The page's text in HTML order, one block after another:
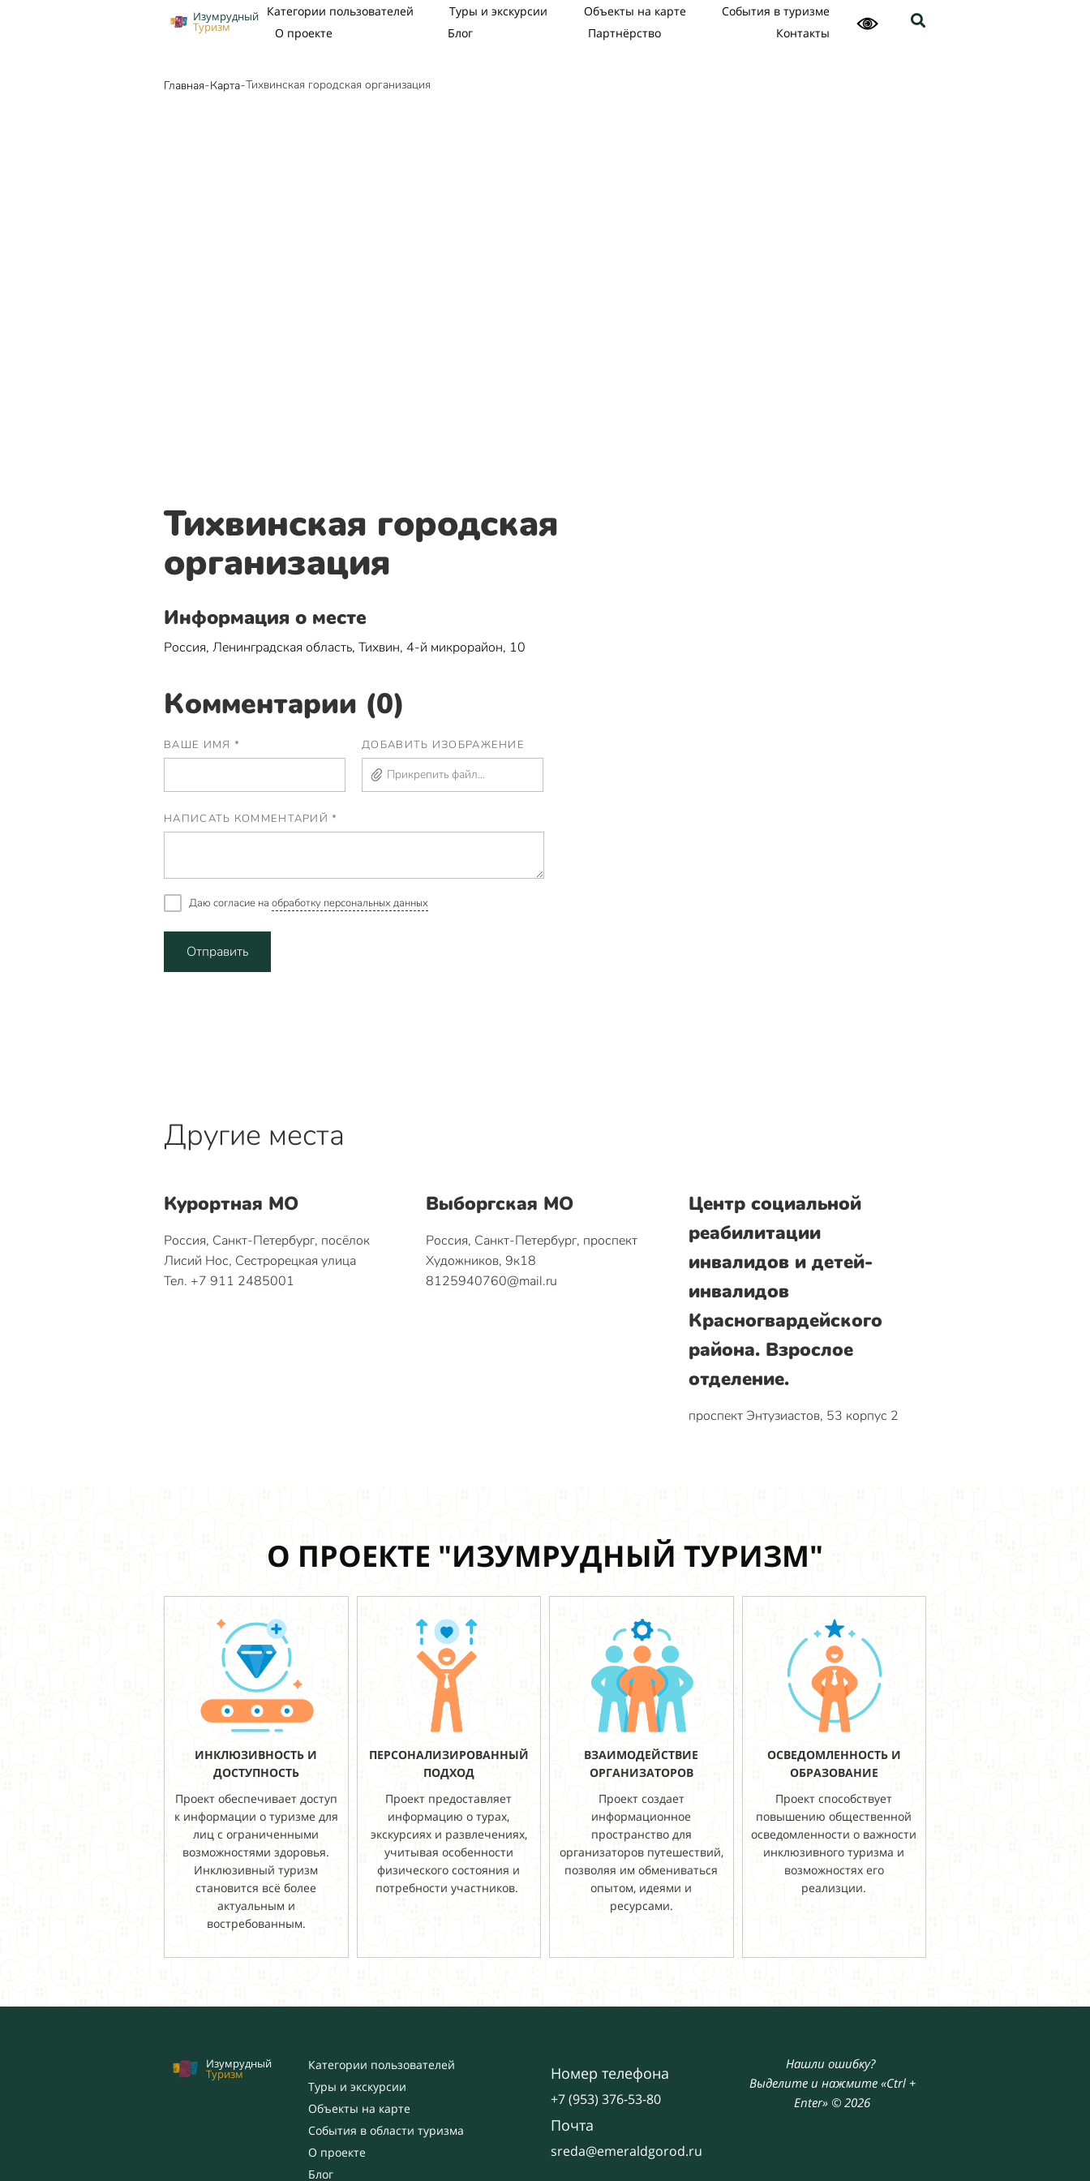
Изумрудный
Туризм
Категории пользователей Туры и экскурсии Объекты на карте
События в туризме
О проекте
Блог Партнёрство Контакты
Главная-Карта-Тихвинская городская организация
Тихвинская городская
организация
Информация о месте
Россия, Ленинградская область, Тихвин, 4-й микрорайон, 10
Комментарии (0)
ВАШЕ ИМЯ * ДОБАВИТЬ ИЗОБРАЖЕНИЕ
Прикрепить файл...
НАПИСАТЬ КОММЕНТАРИЙ *
Даю согласие на обработку персональных данных
Отправить
Другие места
Курортная МО
Россия, Санкт-Петербург, посёлок
Лисий Нос, Сестрорецкая улица
Тел. +7 911 2485001
Выборгская МО
Россия, Санкт-Петербург, проспект
Художников, 9к18
8125940760@mail.ru
Центр социальной
реабилитации
инвалидов и детей-
инвалидов
Красногвардейского
района. Взрослое
отделение.
проспект Энтузиастов, 53 корпус 2
О ПРОЕКТЕ "ИЗУМРУДНЫЙ ТУРИЗМ"
ИНКЛЮЗИВНОСТЬ И
ДОСТУПНОСТЬ
Проект обеспечивает доступ
к информации о туризме для
лиц с ограниченными
возможностями здоровья.
Инклюзивный туризм
становится всё более
актуальным и
востребованным.
ПЕРСОНАЛИЗИРОВАННЫЙ
ПОДХОД
Проект предоставляет
информацию о турах,
экскурсиях и развлечениях,
учитывая особенности
физического состояния и
потребности участников.
ВЗАИМОДЕЙСТВИЕ
ОРГАНИЗАТОРОВ
Проект создает
информационное
пространство для
организаторов путешествий,
позволяя им обмениваться
опытом, идеями и
ресурсами.
ОСВЕДОМЛЕННОСТЬ И
ОБРАЗОВАНИЕ
Проект способствует
повышению общественной
осведомленности о важности
инклюзивного туризма и
возможностях его
реализции.
Изумрудный
Туризм
Категории пользователей
Туры и экскурсии
Объекты на карте
События в области туризма
О проекте
Блог
Номер телефона
+7 (953) 376-53-80
Почта
sreda@emeraldgorod.ru
Нашли ошибку?
Выделите и нажмите «Ctrl +
Enter» © 2026